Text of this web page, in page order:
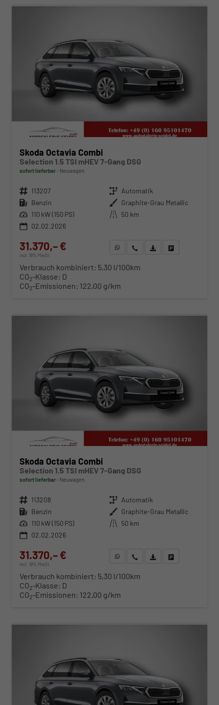
Skoda Octavia Combi
Selection 1.5 TSI mHEV 7-Gang DSG
sofort lieferbar Neuwagen
Fahrzeugnr. 113207 Getriebe Automatik
Kraftstoff Benzin Außenfarbe Graphite-Grau Metallic
Leistung 110 kW (150 PS) Kilometerstand 50 km
02.02.2026
31.370,– €
incl. 19% MwSt.
WhatsApp anfragen
Wir rufen Sie anFahrzeugexposé (PDF)
Verbrauch kombiniert: 5,30 l/100km
CO2-Klasse: D
CO2-Emissionen: 122,00 g/km
Skoda Octavia Combi
Selection 1.5 TSI mHEV 7-Gang DSG
sofort lieferbar Neuwagen
Fahrzeugnr. 113208 Getriebe Automatik
Kraftstoff Benzin Außenfarbe Graphite-Grau Metallic
Leistung 110 kW (150 PS) Kilometerstand 50 km
02.02.2026
31.370,– €
incl. 19% MwSt.
WhatsApp anfragen
Wir rufen Sie anFahrzeugexposé (PDF)
Verbrauch kombiniert: 5,30 l/100km
CO2-Klasse: D
CO2-Emissionen: 122,00 g/km